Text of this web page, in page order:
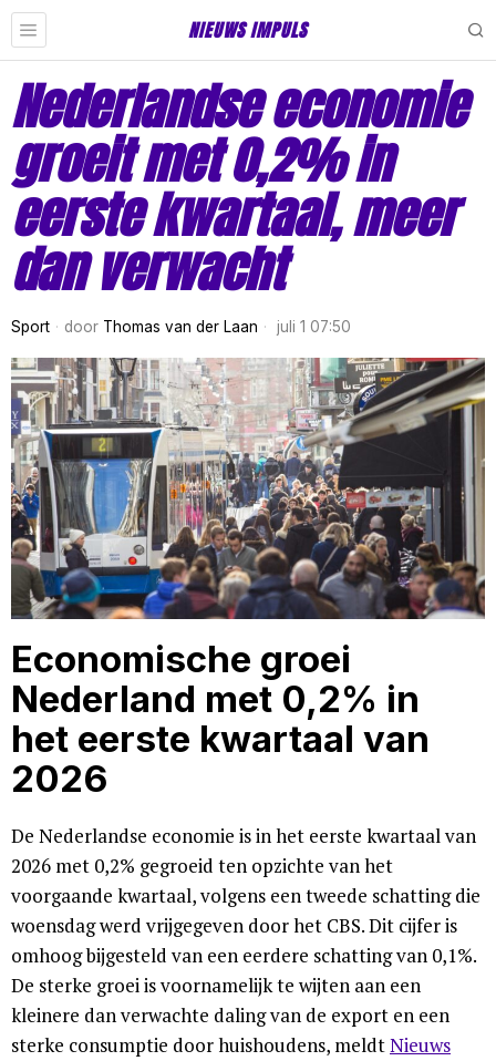
NIEUWS IMPULS
Nederlandse economie
groeit met 0,2% in
eerste kwartaal, meer
dan verwacht
Sport door Thomas van der Laan juli 1 07:50
Economische groei
Nederland met 0,2% in
het eerste kwartaal van
2026
De Nederlandse economie is in het eerste kwartaal van
2026 met 0,2% gegroeid ten opzichte van het
voorgaande kwartaal, volgens een tweede schatting die
woensdag werd vrijgegeven door het CBS. Dit cijfer is
omhoog bijgesteld van een eerdere schatting van 0,1%.
De sterke groei is voornamelijk te wijten aan een
kleinere dan verwachte daling van de export en een
sterke consumptie door huishoudens, meldtNieuws